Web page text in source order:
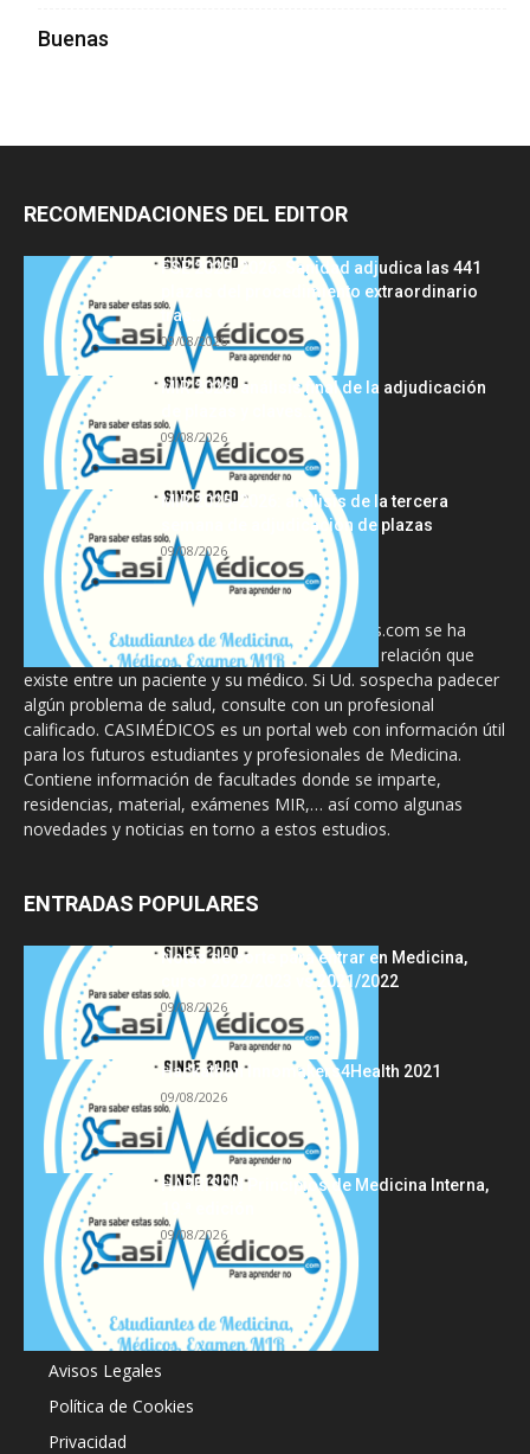
Buenas
RECOMENDACIONES DEL EDITOR
FSE 2025-2026: Sanidad adjudica las 441
plazas del procedimiento extraordinario
tras...
09/08/2026
MIR 2026: análisis final de la adjudicación
de plazas y claves...
09/08/2026
MIR 2025-2026: análisis de la tercera
semana de adjudicación de plazas
09/08/2026
La información proporcionada en CasiMedicos.com se ha
diseñado para complementar, no substituir, la relación que
existe entre un paciente y su médico. Si Ud. sospecha padecer
algún problema de salud, consulte con un profesional
calificado. CASIMÉDICOS es un portal web con información útil
para los futuros estudiantes y profesionales de Medicina.
Contiene información de facultades donde se imparte,
residencias, material, exámenes MIR,… así como algunas
novedades y noticias en torno a estos estudios.
ENTRADAS POPULARES
Notas de corte para entrar en Medicina,
curso 2022/2023 vs 2021/2022
09/08/2026
Hackathon Innomakers4Health 2021
09/08/2026
HARRISON Principios de Medicina Interna,
09/08/2026
Acerca de
Avisos Legales
Política de Cookies
Privacidad